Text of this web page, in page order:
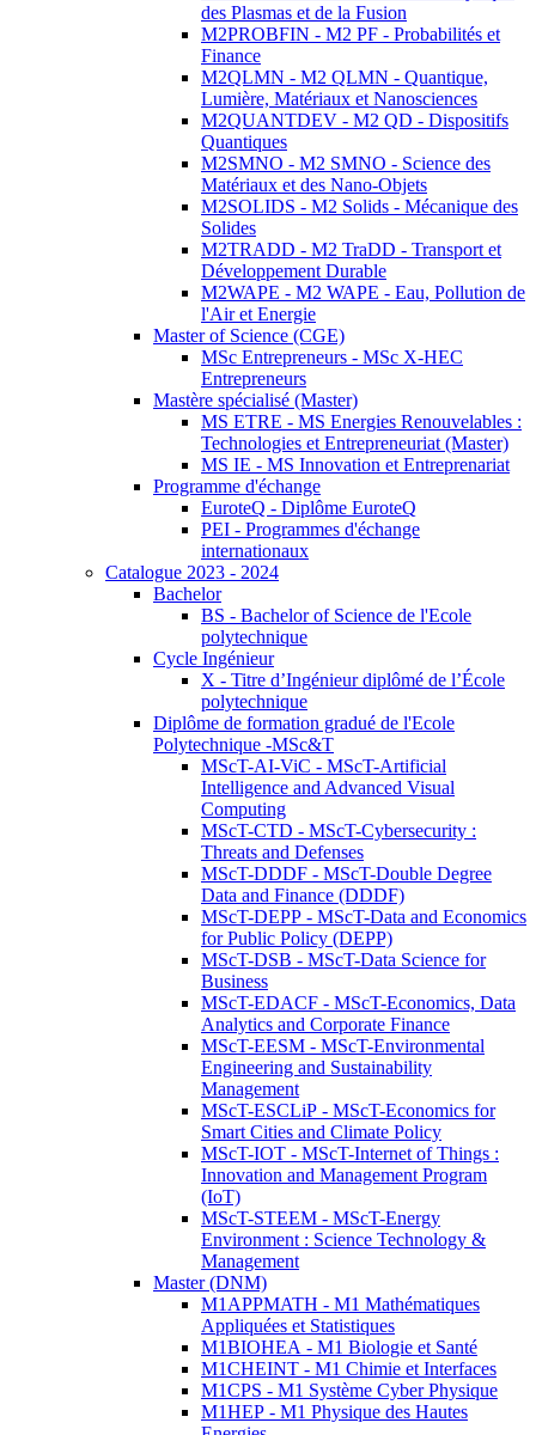
des Plasmas et de la Fusion
M2PROBFIN - M2 PF - Probabilités et
Finance
M2QLMN - M2 QLMN - Quantique,
Lumière, Matériaux et Nanosciences
M2QUANTDEV - M2 QD - Dispositifs
Quantiques
M2SMNO - M2 SMNO - Science des
Matériaux et des Nano-Objets
M2SOLIDS - M2 Solids - Mécanique des
Solides
M2TRADD - M2 TraDD - Transport et
Développement Durable
M2WAPE - M2 WAPE - Eau, Pollution de
l'Air et Energie
Master of Science (CGE)
MSc Entrepreneurs - MSc X-HEC
Entrepreneurs
Mastère spécialisé (Master)
MS ETRE - MS Energies Renouvelables :
Technologies et Entrepreneuriat (Master)
MS IE - MS Innovation et Entreprenariat
Programme d'échange
EuroteQ - Diplôme EuroteQ
PEI - Programmes d'échange
internationaux
Catalogue 2023 - 2024
Bachelor
BS - Bachelor of Science de l'Ecole
polytechnique
Cycle Ingénieur
X - Titre d’Ingénieur diplômé de l’École
polytechnique
Diplôme de formation gradué de l'Ecole
Polytechnique -MSc&T
MScT-AI-ViC - MScT-Artificial
Intelligence and Advanced Visual
Computing
MScT-CTD - MScT-Cybersecurity :
Threats and Defenses
MScT-DDDF - MScT-Double Degree
Data and Finance (DDDF)
MScT-DEPP - MScT-Data and Economics
for Public Policy (DEPP)
MScT-DSB - MScT-Data Science for
Business
MScT-EDACF - MScT-Economics, Data
Analytics and Corporate Finance
MScT-EESM - MScT-Environmental
Engineering and Sustainability
Management
MScT-ESCLiP - MScT-Economics for
Smart Cities and Climate Policy
MScT-IOT - MScT-Internet of Things :
Innovation and Management Program
(IoT)
MScT-STEEM - MScT-Energy
Environment : Science Technology &
Management
Master (DNM)
M1APPMATH - M1 Mathématiques
Appliquées et Statistiques
M1BIOHEA - M1 Biologie et Santé
M1CHEINT - M1 Chimie et Interfaces
M1CPS - M1 Système Cyber Physique
M1HEP - M1 Physique des Hautes